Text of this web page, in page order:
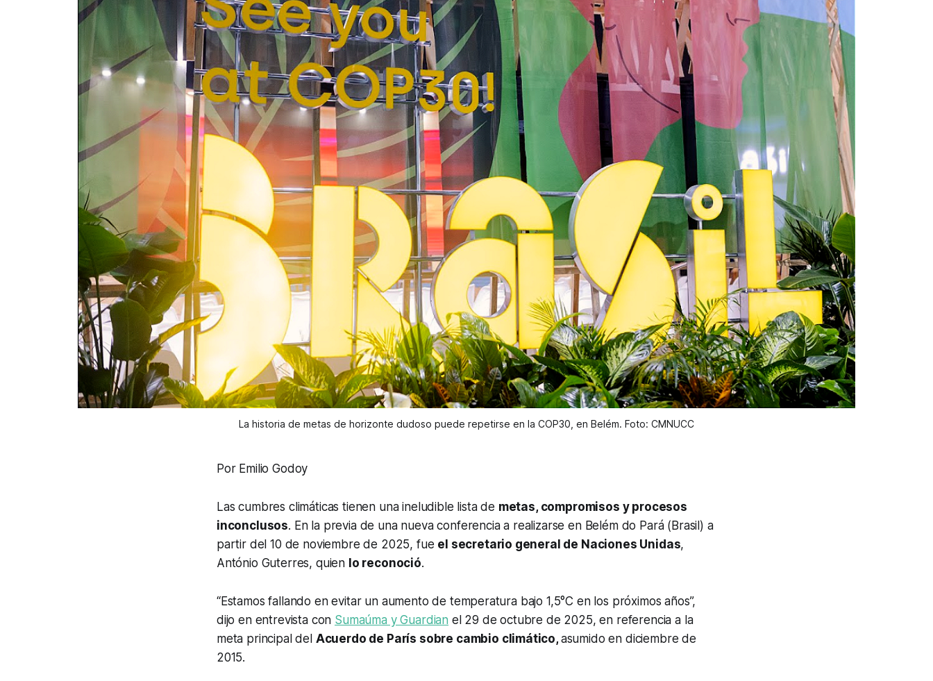
La historia de metas de horizonte dudoso puede repetirse en la COP30, en Belém. Foto: CMNUCC
Por Emilio Godoy
Las cumbres climáticas tienen una ineludible lista de metas, compromisos y procesos
inconclusos. En la previa de una nueva conferencia a realizarse en Belém do Pará (Brasil) a
partir del 10 de noviembre de 2025, fue el secretario general de Naciones Unidas,
António Guterres, quien lo reconoció.
“Estamos fallando en evitar un aumento de temperatura bajo 1,5°C en los próximos años”,
dijo en entrevista con Sumaúma y Guardian el 29 de octubre de 2025, en referencia a la
meta principal del Acuerdo de París sobre cambio climático,asumido en diciembre de
2015.